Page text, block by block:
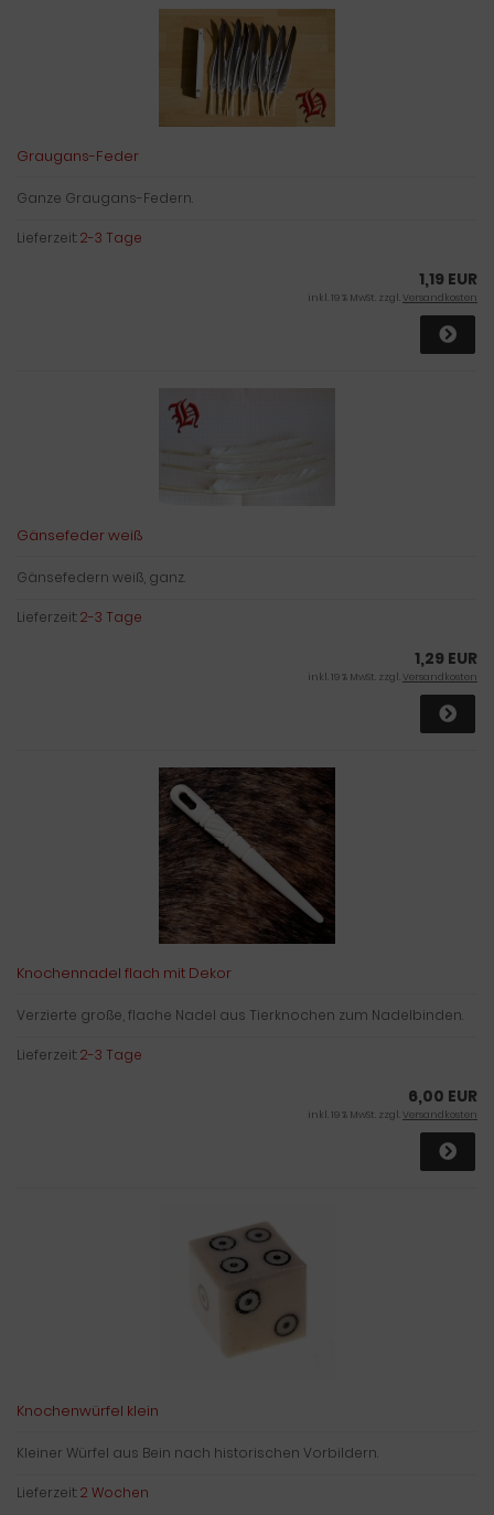
Graugans-Feder
Ganze Graugans-Federn.
Lieferzeit:2-3 Tage
1,19 EUR
inkl. 19 % MwSt. zzgl.Versandkosten
Gänsefeder weiß
Gänsefedern weiß, ganz.
Lieferzeit:2-3 Tage
1,29 EUR
inkl. 19 % MwSt. zzgl.Versandkosten
Knochennadel flach mit Dekor
Verzierte große, flache Nadel aus Tierknochen zum Nadelbinden.
Lieferzeit:2-3 Tage
6,00 EUR
inkl. 19 % MwSt. zzgl.Versandkosten
Knochenwürfel klein
Kleiner Würfel aus Bein nach historischen Vorbildern.
Lieferzeit:2 Wochen